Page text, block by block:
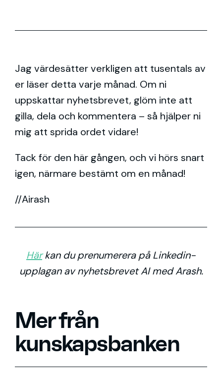
Jag värdesätter verkligen att tusentals av
er läser detta varje månad. Om ni
uppskattar nyhetsbrevet, glöm inte att
gilla, dela och kommentera – så hjälper ni
mig att sprida ordet vidare!
Tack för den här gången, och vi hörs snart
igen, närmare bestämt om en månad!
//Airash
Härkan du prenumerera på Linkedin-
upplagan av nyhetsbrevet AI med Arash.
Mer från
kunskapsbanken